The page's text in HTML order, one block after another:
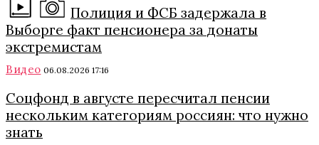
Полиция и ФСБ задержала в
Выборге факт пенсионера за донаты
экстремистам
Видео 06.08.2026 17:16
Соцфонд в августе пересчитал пенсии
нескольким категориям россиян: что нужно
знать